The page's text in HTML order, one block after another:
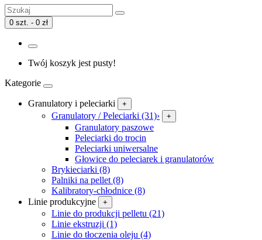
0 szt. - 0 zł
Twój koszyk jest pusty!
Kategorie
Granulatory i peleciarki +
Granulatory / Peleciarki (31)› +
Granulatory paszowe
Peleciarki do trocin
Peleciarki uniwersalne
Głowice do peleciarek i granulatorów
Brykieciarki (8)
Palniki na pellet (8)
Kalibratory-chłodnice (8)
Linie produkcyjne
+
Linie do produkcji pelletu (21)
Linie ekstruzji (1)
Linie do tłoczenia oleju (4)